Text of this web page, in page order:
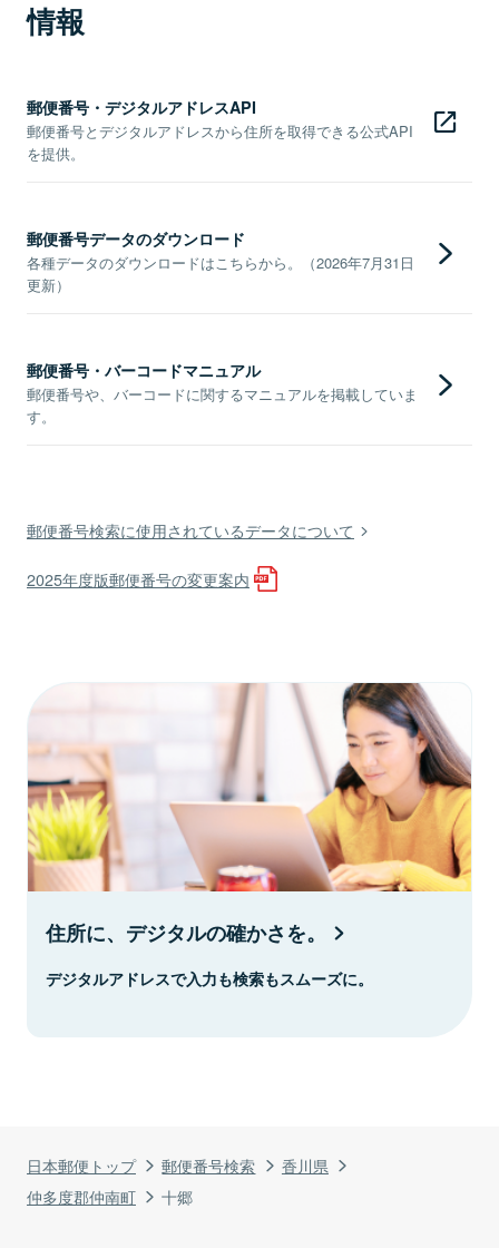
日本郵便トップ 郵便番号検索
香川県
仲多度郡仲南町
十郷
情報
郵便番号・デジタルアドレスAPI
郵便番号とデジタルアドレスから住所を取得できる公式API
を提供。
郵便番号データのダウンロード
各種データのダウンロードはこちらから。（2026年7月31日
更新）
郵便番号・バーコードマニュアル
郵便番号や、バーコードに関するマニュアルを掲載していま
す。
郵便番号検索に使用されているデータについて
2025年度版郵便番号の変更案内
住所に、デジタルの確かさを。
デジタルアドレスで入力も検索もスムーズに。